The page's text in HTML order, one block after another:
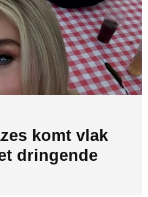
komt vlak
dringende